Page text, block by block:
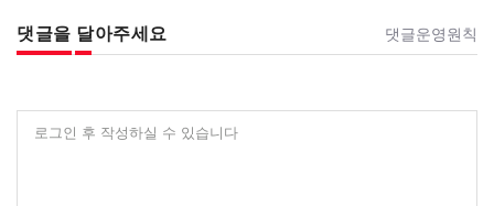
댓글을 달아주세요 댓글운영원칙
로그인 후 작성하실 수 있습니다